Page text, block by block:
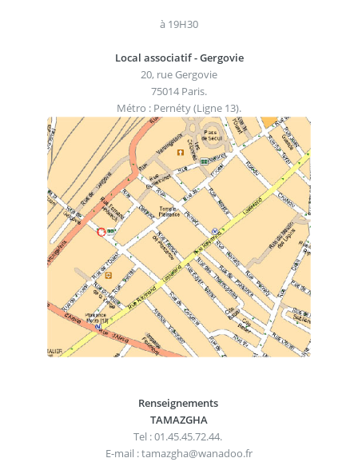
à 19H30
Local associatif - Gergovie
20, rue Gergovie
75014 Paris.
Métro : Pernéty (Ligne 13).
Renseignements
TAMAZGHA
Tel : 01.45.45.72.44.
E-mail : tamazgha@wanadoo.fr